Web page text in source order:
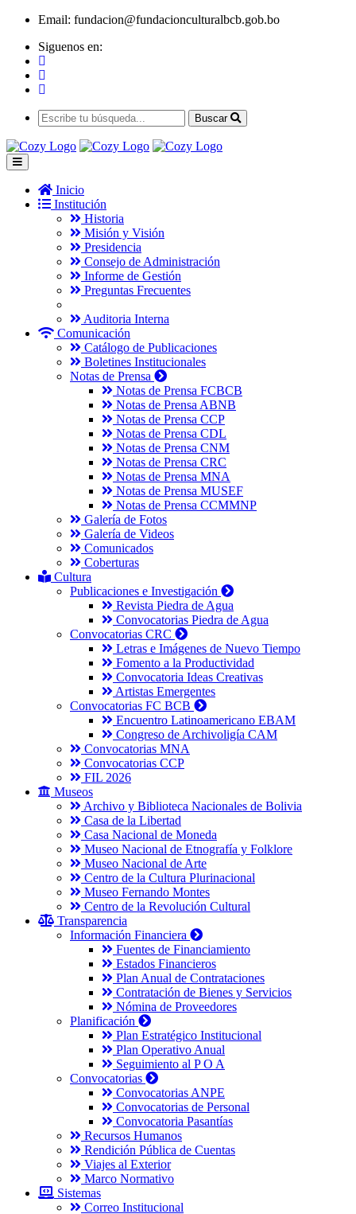
Email: fundacion@fundacionculturalbcb.gob.bo
Siguenos en:
Buscar
Inicio
Institución
Historia
Misión y Visión
Presidencia
Consejo de Administración
Informe de Gestión
Preguntas Frecuentes
Auditoria Interna
Comunicación
Catálogo de Publicaciones
Boletines Institucionales
Notas de Prensa
Notas de Prensa FCBCB
Notas de Prensa ABNB
Notas de Prensa CCP
Notas de Prensa CDL
Notas de Prensa CNM
Notas de Prensa CRC
Notas de Prensa MNA
Notas de Prensa MUSEF
Notas de Prensa CCMMNP
Galería de Fotos
Galería de Videos
Comunicados
Coberturas
Cultura
Publicaciones e Investigación
Revista Piedra de Agua
Convocatorias Piedra de Agua
Convocatorias CRC
Letras e Imágenes de Nuevo Tiempo
Fomento a la Productividad
Convocatoria Ideas Creativas
Artistas Emergentes
Convocatorias FC BCB
Encuentro Latinoamericano EBAM
Congreso de Archivoligía CAM
Convocatorias MNA
Convocatorias CCP
FIL 2026
Museos
Archivo y Biblioteca Nacionales de Bolivia
Casa de la Libertad
Casa Nacional de Moneda
Museo Nacional de Etnografía y Folklore
Museo Nacional de Arte
Centro de la Cultura Plurinacional
Museo Fernando Montes
Centro de la Revolución Cultural
Transparencia
Información Financiera
Fuentes de Financiamiento
Estados Financieros
Plan Anual de Contrataciones
Contratación de Bienes y Servicios
Nómina de Proveedores
Planificación
Plan Estratégico Institucional
Plan Operativo Anual
Seguimiento al P O A
Convocatorias
Convocatorias ANPE
Convocatorias de Personal
Convocatoria Pasantías
Recursos Humanos
Rendición Pública de Cuentas
Viajes al Exterior
Marco Normativo
Sistemas
Correo Institucional